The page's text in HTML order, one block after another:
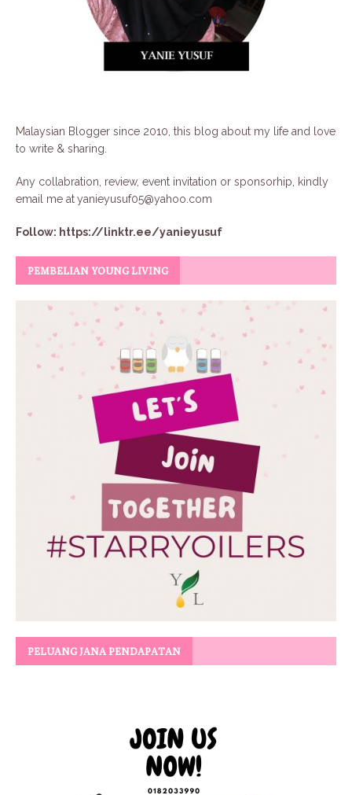
Malaysian Blogger since 2010, this blog about my life and love
to write & sharing.
Any collabration, review, event invitation or sponsorhip, kindly
email me atyanieyusuf05@yahoo.com
Follow: https://linktr.ee/yanieyusuf
PEMBELIAN YOUNG LIVING
PELUANG JANA PENDAPATAN